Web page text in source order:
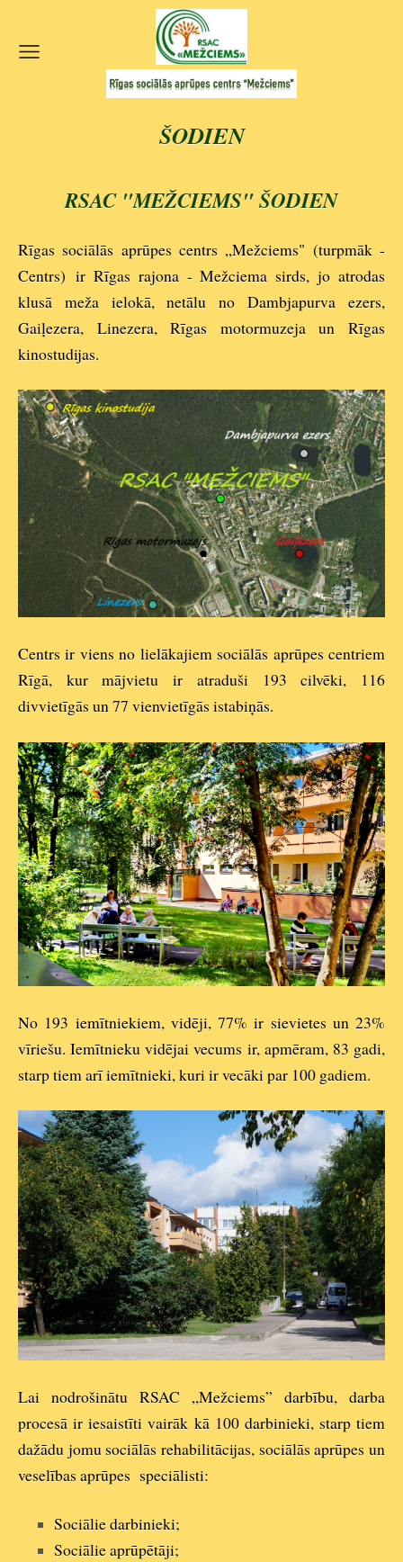
ŠODIEN
RSAC "MEŽCIEMS" ŠODIEN
Rīgas sociālās aprūpes centrs „Mežciems" (turpmāk -
Centrs) ir Rīgas rajona - Mežciema sirds, jo atrodas
klusā meža ielokā, netālu no Dambjapurva ezers,
Gaiļezera, Linezera, Rīgas motormuzeja un Rīgas
kinostudijas.
Centrs ir viens no lielākajiem sociālās aprūpes centriem
Rīgā, kur mājvietu ir atraduši 193 cilvēki, 116
divvietīgās un 77 vienvietīgās istabiņās.
No 193 iemītniekiem, vidēji, 77% ir sievietes un 23%
vīriešu. Iemītnieku vidējai vecums ir, apmēram, 83 gadi,
starp tiem arī iemītnieki, kuri ir vecāki par 100 gadiem.
Lai nodrošinātu RSAC „Mežciems” darbību, darba
procesā ir iesaistīti vairāk kā 100 darbinieki, starp tiem
dažādu jomu sociālās rehabilitācijas, sociālās aprūpes un
veselības aprūpes speciālisti:
Sociālie darbinieki;
Sociālie aprūpētāji;